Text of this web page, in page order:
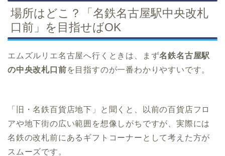
場所はどこ？「名鉄名古屋駅中央改札
口前」を目指せばOK
エムズルリエ名古屋へ行くときは、まず名鉄名古屋駅
の中央改札口前を目指すのが一番わかりやすいです。
「旧・名鉄百貨店地下」と聞くと、以前の百貨店フロ
アや地下街の広い範囲を想像しがちですが、実際には
名鉄の改札前にあるギフトコーナーとして考えた方が
スムーズです。